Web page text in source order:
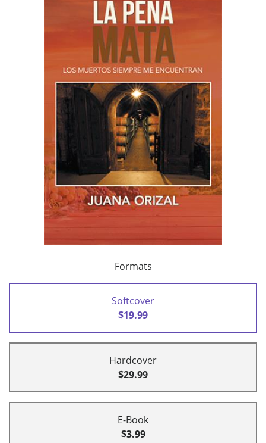
Formats
Softcover
$19.99
Hardcover
$29.99
E-Book
$3.99